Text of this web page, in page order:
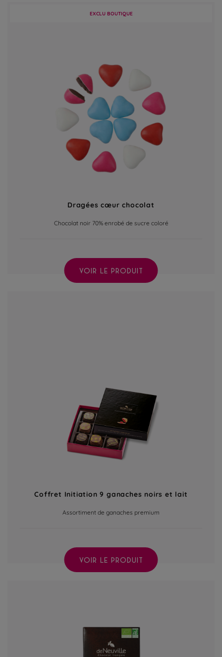
EXCLU BOUTIQUE
Dragées cœur chocolat
Chocolat noir 70% enrobé de sucre coloré
VOIR LE PRODUIT
Coffret Initiation 9 ganaches noirs et lait
Assortiment de ganaches premium
VOIR LE PRODUIT